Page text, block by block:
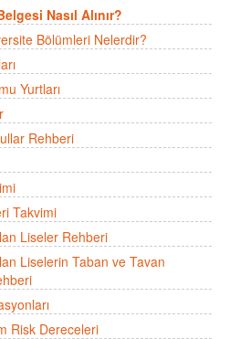
Nasıl Alınır?
Bölümleri Nelerdir?
Yurtları
Rehberi
Takvimi
Liseler Rehberi
Liselerin Taban ve Tavan
Risk Dereceleri